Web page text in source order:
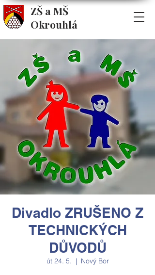
ZŠ a MŠ
Okrouhlá
Divadlo ZRUŠENO Z
TECHNICKÝCH
DŮVODŮ
út 24. 5.
  |
Nový Bor